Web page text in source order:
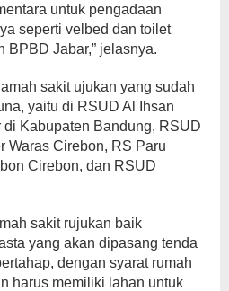
untuk pengadaan
seperti velbed dan toilet
BPBD Jabar,” jelasnya.
sakit ujukan yang sudah
yaitu di RSUD Al Ihsan
Kabupaten Bandung, RSUD
Waras Cirebon, RS Paru
Cirebon, dan RSUD
sakit rujukan baik
yang akan dipasang tenda
dengan syarat rumah
harus memiliki lahan untuk